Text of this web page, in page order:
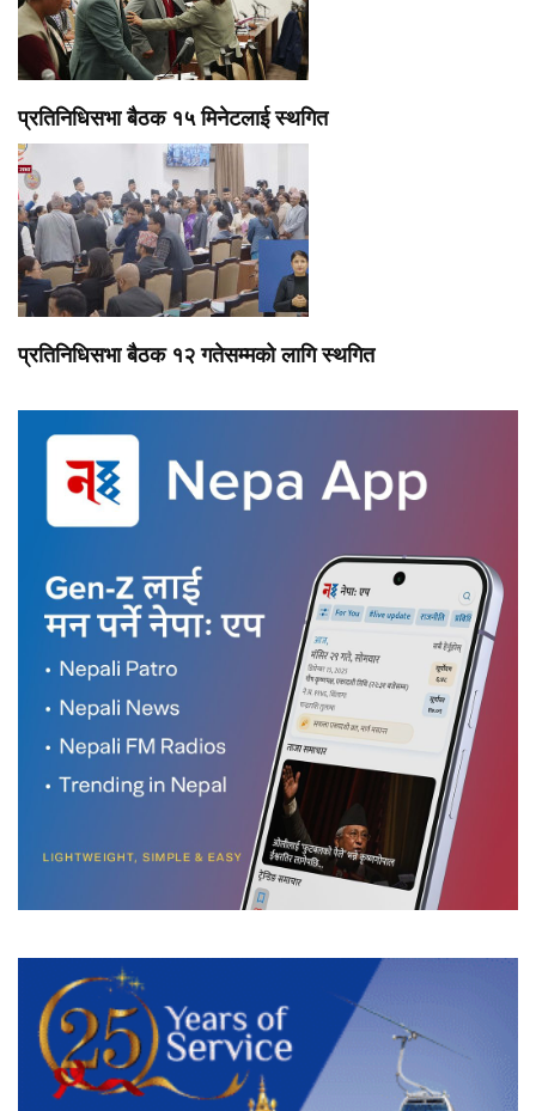
प्रतिनिधिसभा बैठक १५ मिनेटलाई स्थगित
प्रतिनिधिसभा बैठक १२ गतेसम्मको लागि स्थगित